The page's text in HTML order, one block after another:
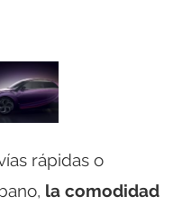
rápidas o
la comodidad